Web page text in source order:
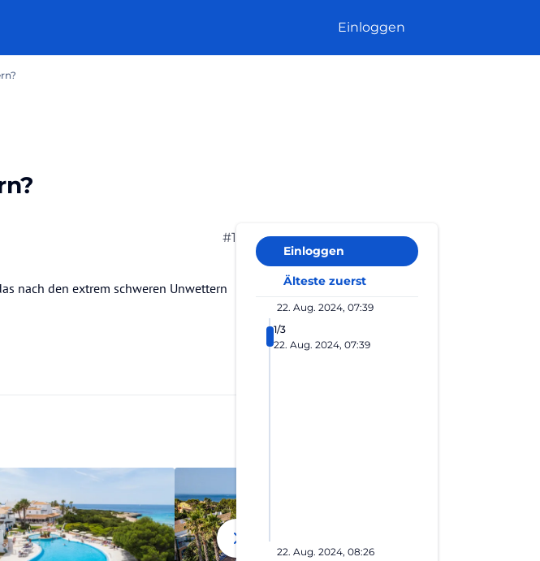
Einloggen
#1
nach den extrem schweren Unwettern
Einloggen
Älteste zuerst
22. Aug. 2024, 07:39
1/3
22. Aug. 2024, 07:39
22. Aug. 2024, 08:26